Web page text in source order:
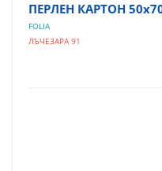
ПЕРЛЕН КАРТОН
FOLIA
ЛЪЧЕЗАРА 91